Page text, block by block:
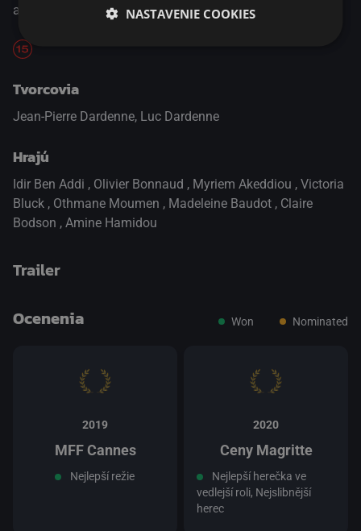
alebo prvá láska.
Tvorcovia
Jean-Pierre Dardenne, Luc Dardenne
Hrajú
Idir Ben Addi , Olivier Bonnaud , Myriem Akeddiou , Victoria
Bluck , Othmane Moumen , Madeleine Baudot , Claire
Bodson , Amine Hamidou
Trailer
prepnite na prehrávač HTML5
Ocenenia Won Nominated
2019
MFF Cannes
Nejlepší režie
2020
Ceny Magritte
vedlejší roli, Nejslibnější
herec
NASTAVENIE COOKIES